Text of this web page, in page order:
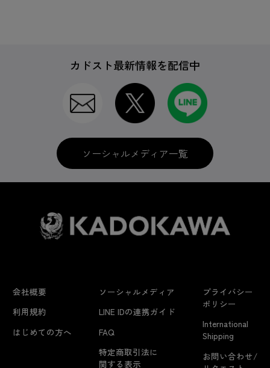
カドスト最新情報を配信中
ソーシャルメディア一覧
会社概要
利用規約
はじめての方へ
ソーシャルメディア
LINE IDの連携ガイド
FAQ
特定商取引法に
関する表示
プライバシー
ポリシー
International
Shipping
お問い合わせ/